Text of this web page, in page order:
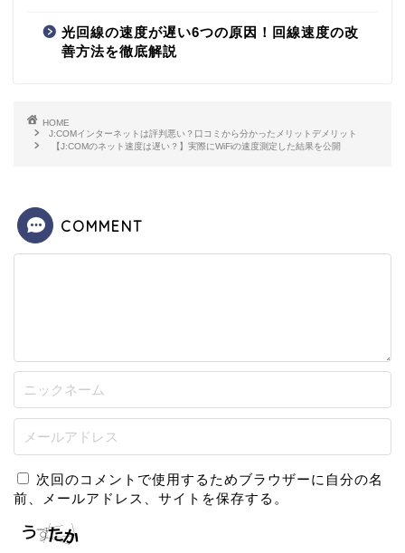
光回線の速度が遅い6つの原因！回線速度の改
善方法を徹底解説
HOME
J:COMインターネットは評判悪い？口コミから分かったメリットデメリット
【J:COMのネット速度は遅い？】実際にWiFiの速度測定した結果を公開
COMMENT
次回のコメントで使用するためブラウザーに自分の名
前、メールアドレス、サイトを保存する。